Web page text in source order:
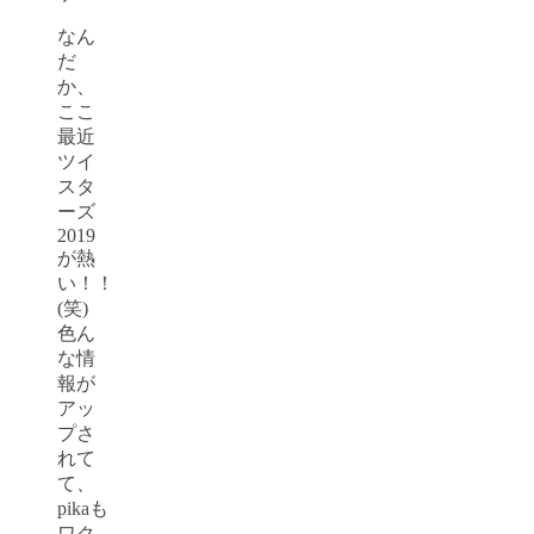
なん
だ
か、
ここ
最近
ツイ
スタ
ーズ
2019
が熱
い！！
(笑)
色ん
な情
報が
アッ
プさ
れて
て、
pikaも